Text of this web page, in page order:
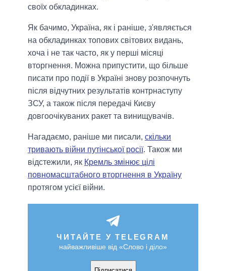
своїх обкладинках.
Як бачимо, Україна, як і раніше, з'являється
на обкладинках топових світових видань,
хоча і не так часто, як у перші місяці
вторгнення. Можна припустити, що більше
писати про події в Україні знову розпочнуть
після відчутних результатів контрнаступу
ЗСУ, а також після передачі Києву
довгоочікуваних ракет та винищувачів.
Нагадаємо, раніше ми писали, скільки
тривають війни путінської росії. Також ми
відстежили, як Кремль змінює цілі
повномасштабного вторгнення в Україну
протягом усієї війни.
ЧИТАЙТЕ У TELEGRAM
найважливіше від «Слово і діло»